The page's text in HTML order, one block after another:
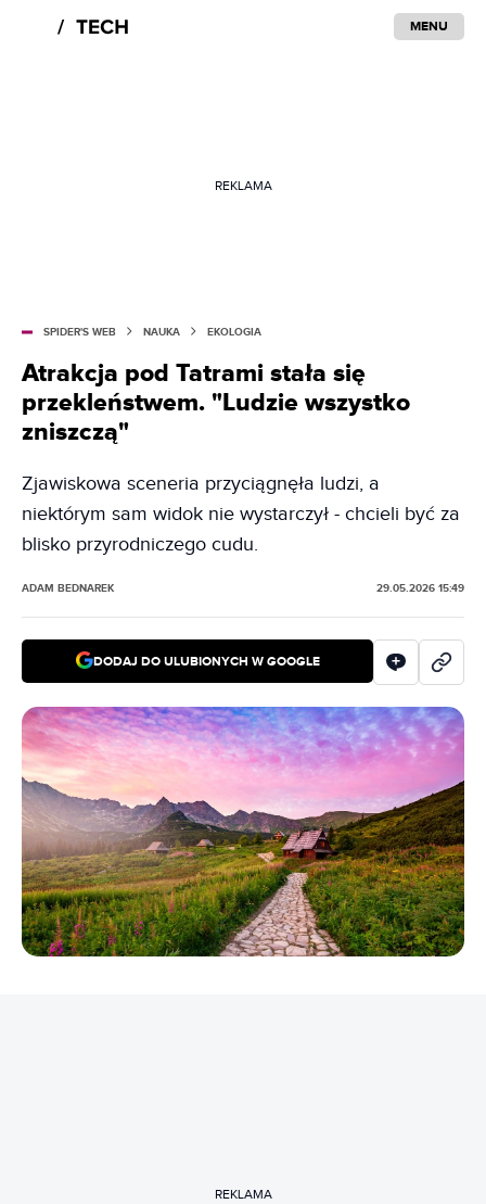
MENU
REKLAMA
SPIDER'S WEB NAUKA EKOLOGIA
Atrakcja pod Tatrami stała się
przekleństwem. "Ludzie wszystko
zniszczą"
Zjawiskowa sceneria przyciągnęła ludzi, a
niektórym sam widok nie wystarczył - chcieli być za
blisko przyrodniczego cudu.
ADAM BEDNAREK 29.05.2026 15:49
DODAJ DO ULUBIONYCH W GOOGLE
REKLAMA